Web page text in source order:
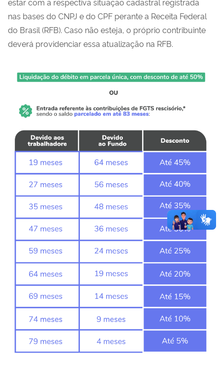
nas bases do CNPJ e do CPF perante a Receita Federal
do Brasil (RFB). Caso não esteja, o próprio contribuinte
deverá providenciar essa atualização na RFB.